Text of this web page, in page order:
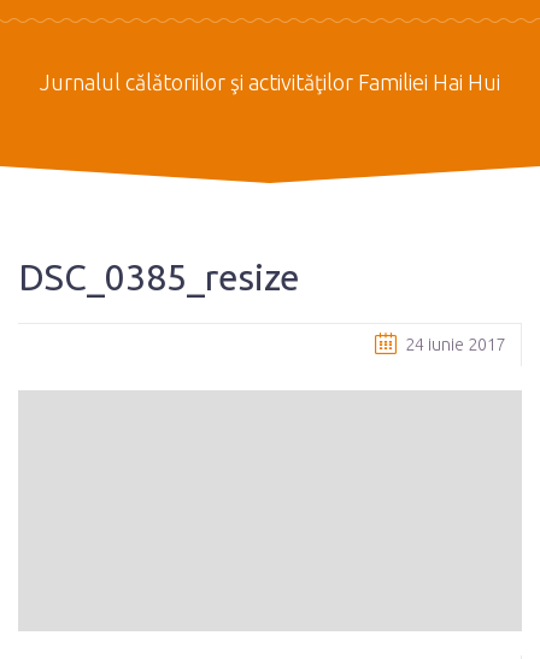
Jurnalul călătoriilor şi activităţilor Familiei Hai Hui
DSC_0385_resize
24 iunie 2017